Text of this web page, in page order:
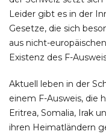
Leider gibt es in der
Gesetze, die sich
aus nicht-
Existenz des F-
Aktuell leben in der
einem F-Ausweis, die
Eritrea, Somalia, Irak
ihren Heimatländern